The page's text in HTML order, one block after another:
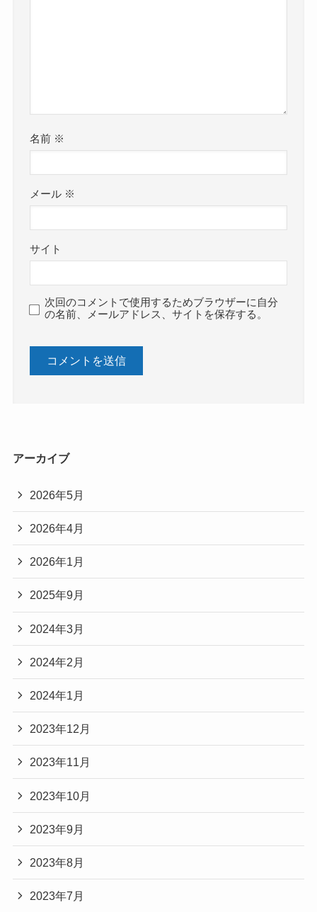
名前 ※
メール ※
サイト
次回のコメントで使用するためブラウザーに自分
の名前、メールアドレス、サイトを保存する。
アーカイブ
2026年5月
2026年4月
2026年1月
2025年9月
2024年3月
2024年2月
2024年1月
2023年12月
2023年11月
2023年10月
2023年9月
2023年8月
2023年7月